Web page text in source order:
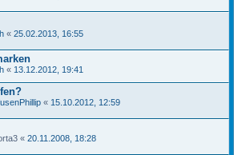
« 25.02.2013, 16:55
« 13.12.2012, 19:41
« 15.10.2012, 12:59
« 20.11.2008, 18:28